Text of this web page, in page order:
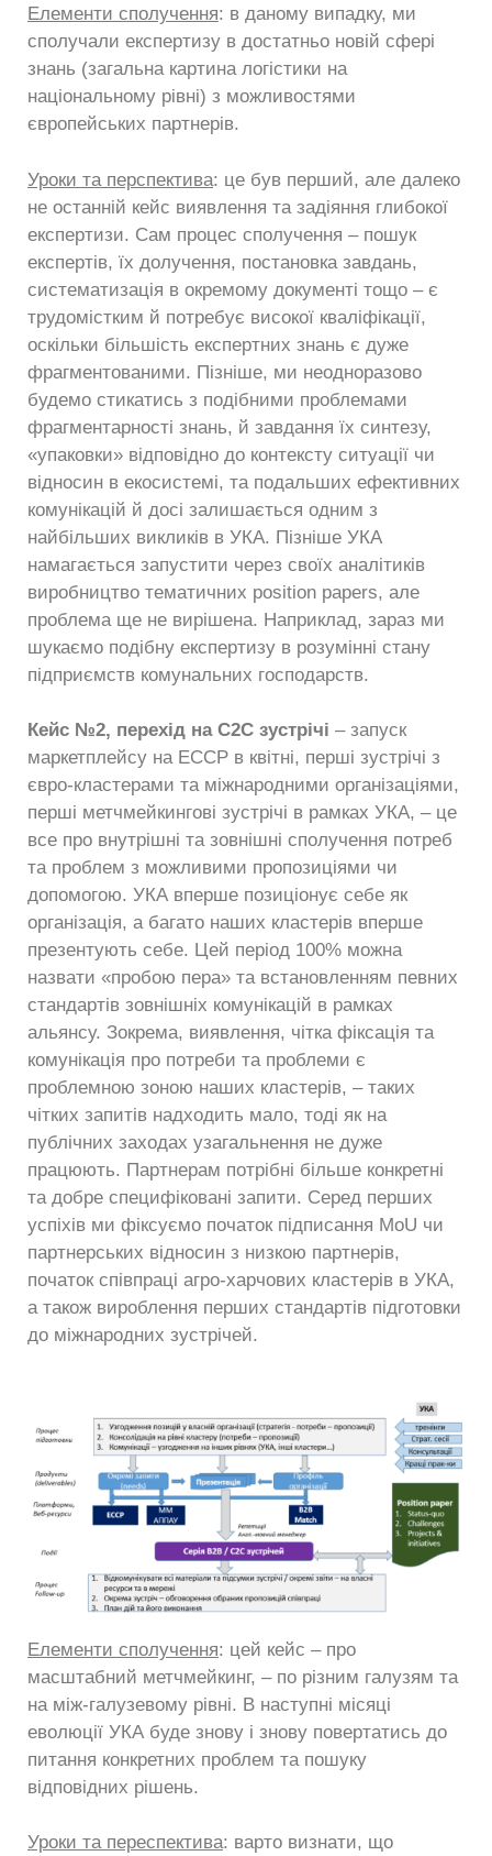
Елементи сполучення: в даному випадку, ми
сполучали експертизу в достатньо новій сфері
знань (загальна картина логістики на
національному рівні) з можливостями
європейських партнерів.
Уроки та перспектива: це був перший, але далеко
не останній кейс виявлення та задіяння глибокої
експертизи. Сам процес сполучення – пошук
експертів, їх долучення, постановка завдань,
систематизація в окремому документі тощо – є
трудомістким й потребує високої кваліфікації,
оскільки більшість експертних знань є дуже
фрагментованими. Пізніше, ми неодноразово
будемо стикатись з подібними проблемами
фрагментарності знань, й завдання їх синтезу,
«упаковки» відповідно до контексту ситуації чи
відносин в екосистемі, та подальших ефективних
комунікацій й досі залишається одним з
найбільших викликів в УКА. Пізніше УКА
намагається запустити через своїх аналітиків
виробництво тематичних position papers, але
проблема ще не вирішена. Наприклад, зараз ми
шукаємо подібну експертизу в розумінні стану
підприємств комунальних господарств.
Кейс №2, перехід на С2С зустрічі – запуск
маркетплейсу на ЕССР в квітні, перші зустрічі з
євро-кластерами та міжнародними організаціями,
перші метчмейкингові зустрічі в рамках УКА, – це
все про внутрішні та зовнішні сполучення потреб
та проблем з можливими пропозиціями чи
допомогою. УКА вперше позиціонує себе як
організація, а багато наших кластерів вперше
презентують себе. Цей період 100% можна
назвати «пробою пера» та встановленням певних
стандартів зовнішніх комунікацій в рамках
альянсу. Зокрема, виявлення, чітка фіксація та
комунікація про потреби та проблеми є
проблемною зоною наших кластерів, – таких
чітких запитів надходить мало, тоді як на
публічних заходах узагальнення не дуже
працюють. Партнерам потрібні більше конкретні
та добре специфіковані запити. Серед перших
успіхів ми фіксуємо початок підписання MoU чи
партнерських відносин з низкою партнерів,
початок співпраці агро-харчових кластерів в УКА,
а також вироблення перших стандартів підготовки
до міжнародних зустрічей.
Елементи сполучення: цей кейс – про
масштабний метчмейкинг, – по різним галузям та
на між-галузевому рівні. В наступні місяці
еволюції УКА буде знову і знову повертатись до
питання конкретних проблем та пошуку
відповідних рішень.
Уроки та переспектива: варто визнати, що